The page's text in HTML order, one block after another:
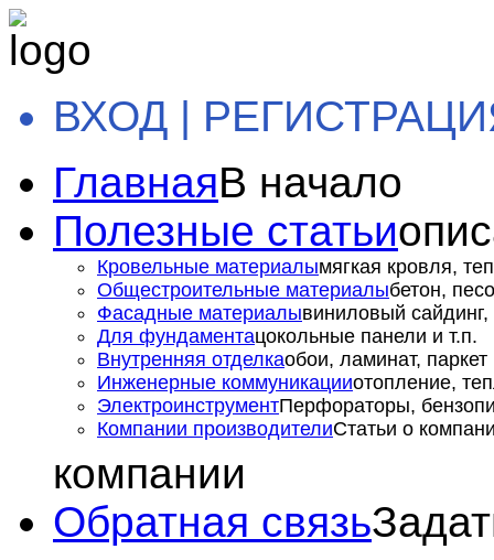
ВХОД |
ГлавнаяВ начало
Полезные статьи
Кровельные материалымягкая кровля,
Общестроительные материалыбетон,
Фасадные материалывиниловый сайдинг,
Для фундаментацокольные панели и т.п.
Внутренняя отделкаобои, ламинат, паркет
Инженерные коммуникацииотопление,
ЭлектроинструментПерфораторы,
Компании производителиСтатьи о
компании
Обратная связь